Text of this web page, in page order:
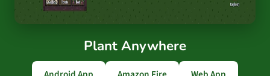
Plant Anywhere